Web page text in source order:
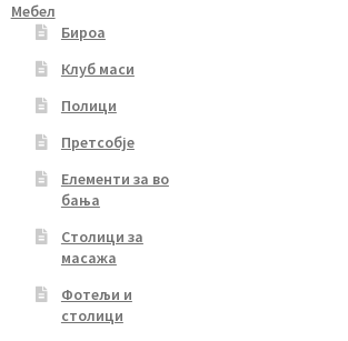
Мебел
Бироа
Клуб маси
Полици
Претсобје
Елементи за во
бања
Столици за
масажа
Фотељи и
столици